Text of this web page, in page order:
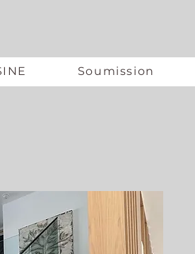
Soumission